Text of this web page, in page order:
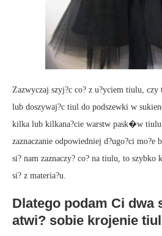
Zazwyczaj szyj?c co? z u?yciem tiulu,
lub doszywaj?c tiul do podszewki w
kilka lub kilkana?cie warstw pask�w
zaznaczanie odpowiedniej d?ugo?ci mo?e
si? nam zaznaczy? co? na tiulu, to szybko
si? z materia?u.
Dlatego podam Ci dwa
atwi? sobie krojenie